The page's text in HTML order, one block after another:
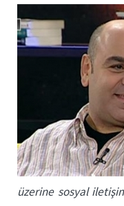
üzerine sosyal